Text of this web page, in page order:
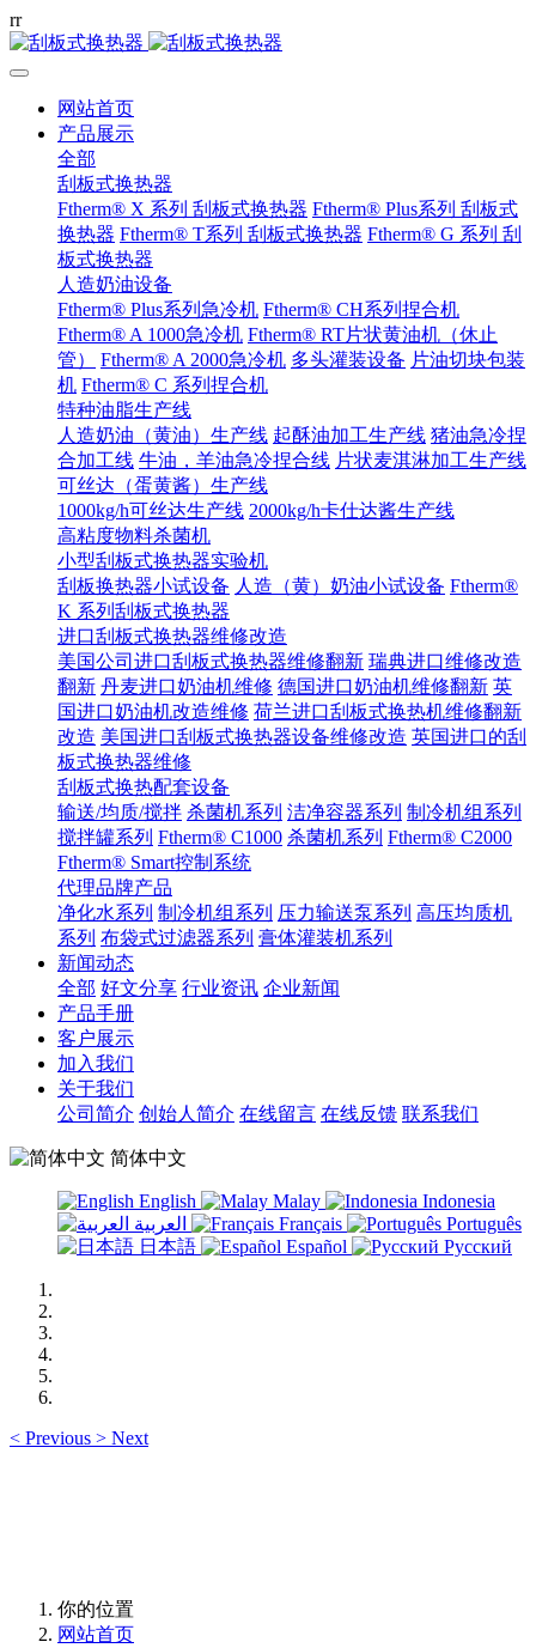
rr
网站首页
产品展示
全部
刮板式换热器
Ftherm® X 系列 刮板式换热器 Ftherm® Plus系列 刮板式
换热器 Ftherm® T系列 刮板式换热器 Ftherm® G 系列 刮
板式换热器
人造奶油设备
Ftherm® Plus系列急冷机 Ftherm® CH系列捏合机
Ftherm® A 1000急冷机 Ftherm® RT片状黄油机（休止
管）
Ftherm® A 2000急冷机 多头灌装设备 片油切块包装
机 Ftherm® C 系列捏合机
特种油脂生产线
人造奶油（黄油）生产线 起酥油加工生产线 猪油急冷捏
合加工线 牛油，羊油急冷捏合线 片状麦淇淋加工生产线
可丝达（蛋黄酱）生产线
1000kg/h可丝达生产线 2000kg/h卡仕达酱生产线
高粘度物料杀菌机
小型刮板式换热器实验机
刮板换热器小试设备 人造（黄）奶油小试设备 Ftherm®
K 系列刮板式换热器
进口刮板式换热器维修改造
美国公司进口刮板式换热器维修翻新 瑞典进口维修改造
翻新 丹麦进口奶油机维修 德国进口奶油机维修翻新 英
国进口奶油机改造维修 荷兰进口刮板式换热机维修翻新
改造 美国进口刮板式换热器设备维修改造 英国进口的刮
板式换热器维修
刮板式换热配套设备
输送/均质/搅拌 杀菌机系列 洁净容器系列 制冷机组系列
搅拌罐系列 Ftherm® C1000 杀菌机系列 Ftherm® C2000
Ftherm® Smart控制系统
代理品牌产品
净化水系列 制冷机组系列 压力输送泵系列 高压均质机
系列 布袋式过滤器系列 膏体灌装机系列
新闻动态
全部 好文分享 行业资讯 企业新闻
产品手册
客户展示
加入我们
关于我们
公司简介 创始人简介 在线留言 在线反馈 联系我们
简体中文
English Malay
Indonesia
Français
Português
日本語
Español Русский
< Previous > Next
你的位置
网站首页